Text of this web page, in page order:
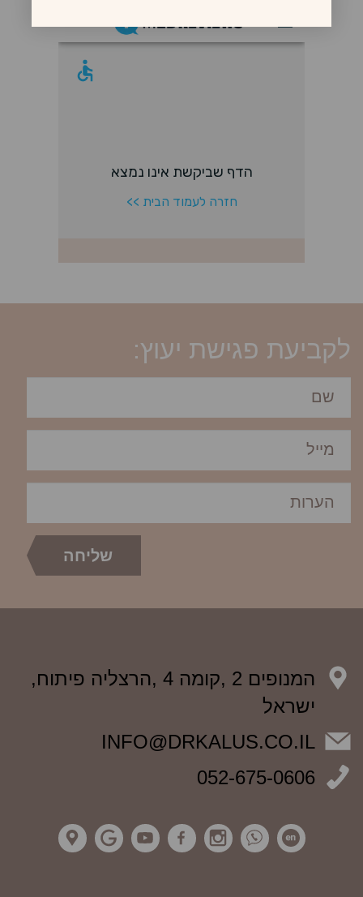
לקביעת פגישת יעוץ:
המנופים 2 ,קומה 4 ,הרצליה פיתוח,
ישראל
INFO@DRKALUS.CO.IL
052-675-0606